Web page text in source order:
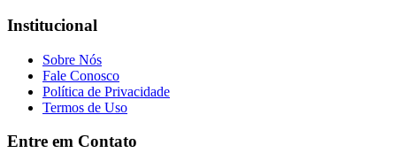
Institucional
Sobre Nós
Fale Conosco
Política de Privacidade
Termos de Uso
Entre em Contato